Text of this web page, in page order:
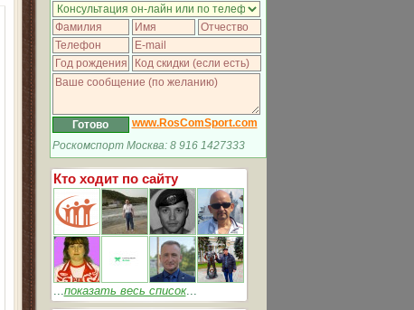
www.RosComSport.com
Роскомспорт Москва: 8 916 1427333
Кто ходит по сайту
...показать весь список...